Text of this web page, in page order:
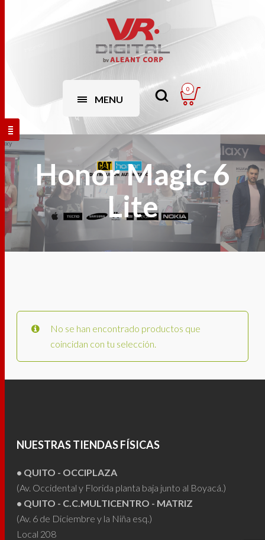
MENU
0
Honor Magic 6
Lite
No se han encontrado productos que
coincidan con tu selección.
NUESTRAS TIENDAS FÍSICAS
• QUITO - OCCIPLAZA
(Av. Occidental y Florida planta baja junto al Boyacá.)
• QUITO - C.C.MULTICENTRO - MATRIZ
(Av. 6 de Diciembre y la Niña esq.)
Local 208